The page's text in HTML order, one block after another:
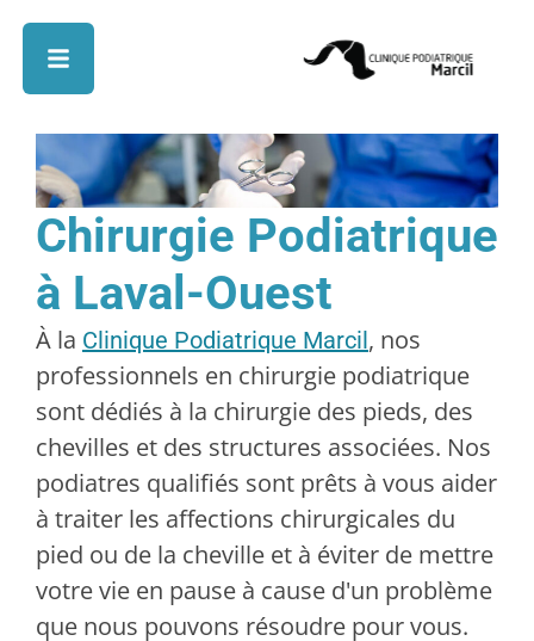
Chirurgie Podiatrique
à Laval-Ouest
À la Clinique Podiatrique Marcil, nos
professionnels en chirurgie podiatrique
sont dédiés à la chirurgie des pieds, des
chevilles et des structures associées. Nos
podiatres qualifiés sont prêts à vous aider
à traiter les affections chirurgicales du
pied ou de la cheville et à éviter de mettre
votre vie en pause à cause d'un problème
que nous pouvons résoudre pour vous.